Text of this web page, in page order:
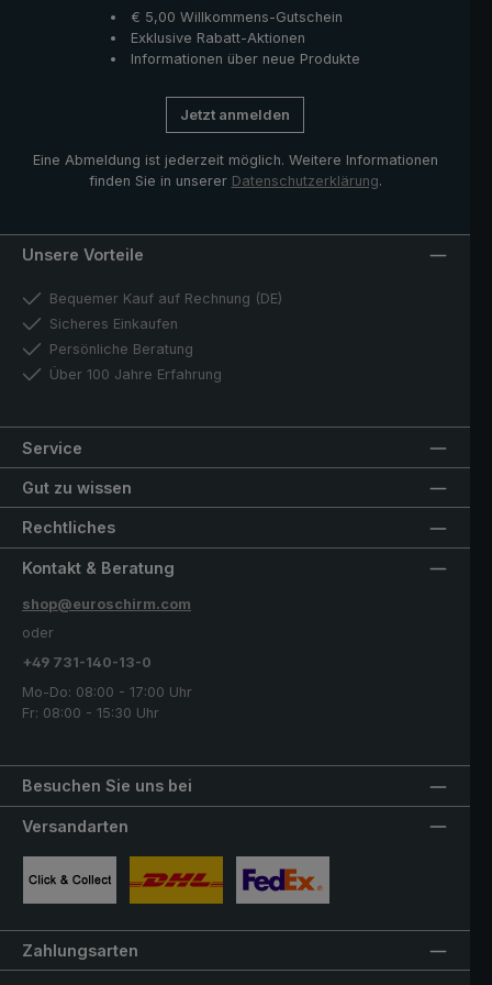
€ 5,00 Willkommens-Gutschein
Exklusive Rabatt-Aktionen
Informationen über neue Produkte
Jetzt anmelden
Eine Abmeldung ist jederzeit möglich. Weitere Informationen
finden Sie in unserer Datenschutzerklärung.
Unsere Vorteile
Bequemer Kauf auf Rechnung (DE)
Sicheres Einkaufen
Persönliche Beratung
Über 100 Jahre Erfahrung
Service
Gut zu wissen
Rechtliches
Besuchen Sie uns bei
Kontakt & Beratung
shop@euroschirm.com
oder
+49 731-140-13-0
Mo-Do: 08:00 - 17:00 Uhr
Fr: 08:00 - 15:30 Uhr
Versandarten
Zahlungsarten